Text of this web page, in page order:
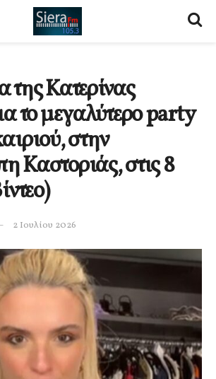
Κατερίνας
το μεγαλύτερο party
στην
Καστοριάς, στις 8
2 Ιουλίου 2026